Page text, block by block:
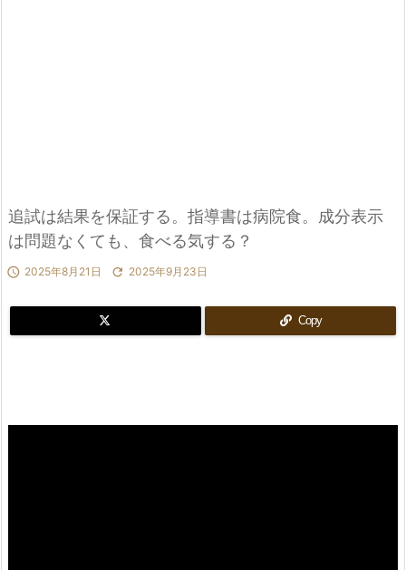
追試は結果を保証する。指導書は病院食。成分表示
は問題なくても、食べる気する？
 2025年8月21日  2025年9月23日
Copy